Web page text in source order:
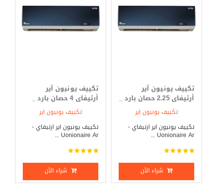
تكييف يونيون آير
أرتيفاى 2.25 حصان بارد _
ساخنتكييف يونيون اير
تكييف يونيون اير ارتيفاي -
Uonionaire Ar ...
شراء الآن
تكييف يونيون آير
أرتيفاى 4 حصان بارد _
ساخنتكييف يونيون اير
تكييف يونيون اير ارتيفاي -
Uonionaire Ar ...
شراء الآن